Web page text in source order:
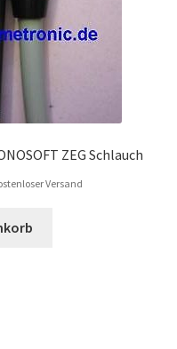
ZEG Schlauch
Versand